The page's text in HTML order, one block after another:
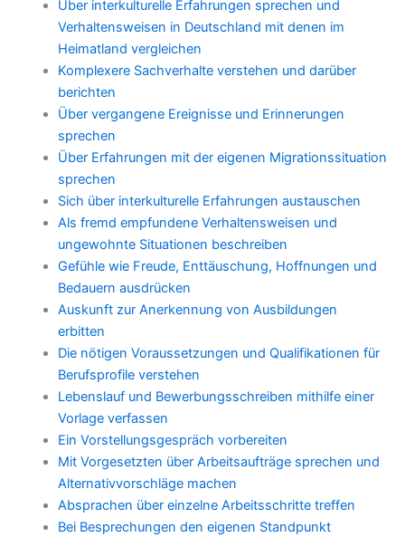
Über interkulturelle Erfahrungen sprechen und
Verhaltensweisen in Deutschland mit denen im
Heimatland vergleichen
Komplexere Sachverhalte verstehen und darüber
berichten
Über vergangene Ereignisse und Erinnerungen
sprechen
Über Erfahrungen mit der eigenen Migrationssituation
sprechen
Sich über interkulturelle Erfahrungen austauschen
Als fremd empfundene Verhaltensweisen und
ungewohnte Situationen beschreiben
Gefühle wie Freude, Enttäuschung, Hoffnungen und
Bedauern ausdrücken
Auskunft zur Anerkennung von Ausbildungen
erbitten
Die nötigen Voraussetzungen und Qualifikationen für
Berufsprofile verstehen
Lebenslauf und Bewerbungsschreiben mithilfe einer
Vorlage verfassen
Ein Vorstellungsgespräch vorbereiten
Mit Vorgesetzten über Arbeitsaufträge sprechen und
Alternativvorschläge machen
Absprachen über einzelne Arbeitsschritte treffen
Bei Besprechungen den eigenen Standpunkt